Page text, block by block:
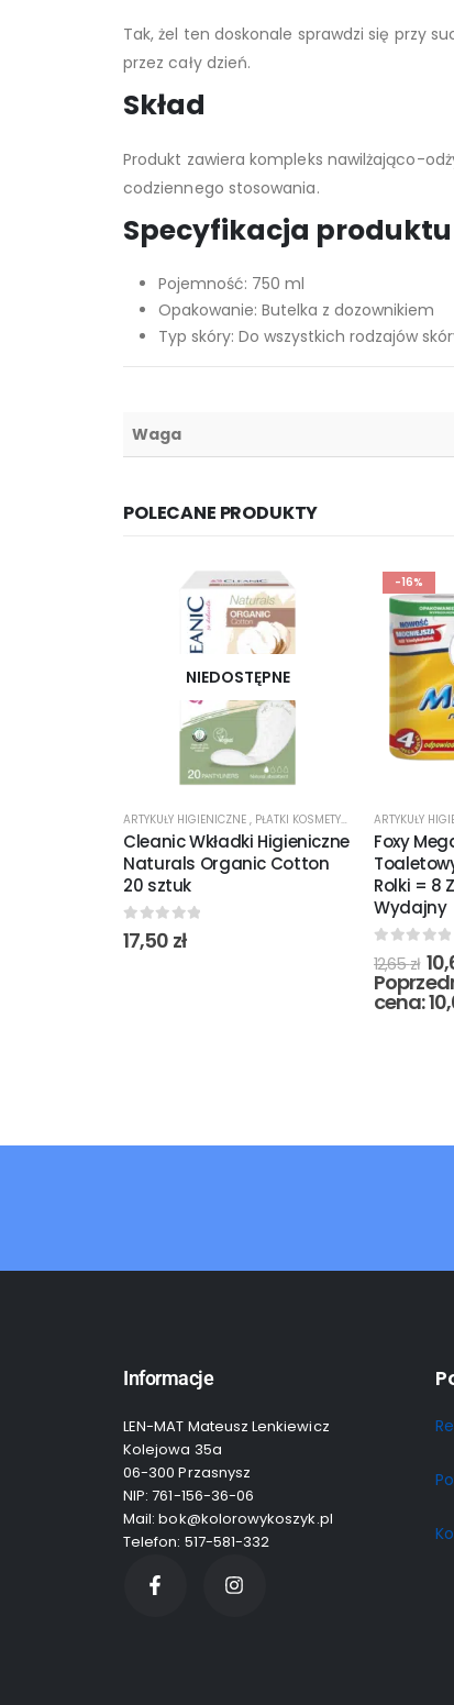
Tak, żel ten doskonale sprawdzi się przy
przez cały dzień.
Skład
Produkt zawiera kompleks nawilżająco-
codziennego stosowania.
Specyfikacja produktu
Pojemność: 750 ml
Opakowanie: Butelka z dozownikiem
Typ skóry: Do wszystkich rodzajów
Waga
POLECANE PRODUKTY
NIEDOSTĘPNE
ARTYKUŁY HIGIENICZNE , PŁATKI KOSMETYCZNE
Cleanic Wkładki Higieniczne
Naturals Organic Cotton
20 sztuk
0out of 5
17,50 zł
-16%
ARTYKUŁY
Foxy
Rolki = 8
Wydajny
out of 5
12,65zł
cena:
Informacje
LEN-MAT Mateusz Lenkiewicz
Kolejowa 35a
06-300 Przasnysz
NIP: 761-156-36-06
Mail: bok@kolorowykoszyk.pl
Telefon: 517-581-332